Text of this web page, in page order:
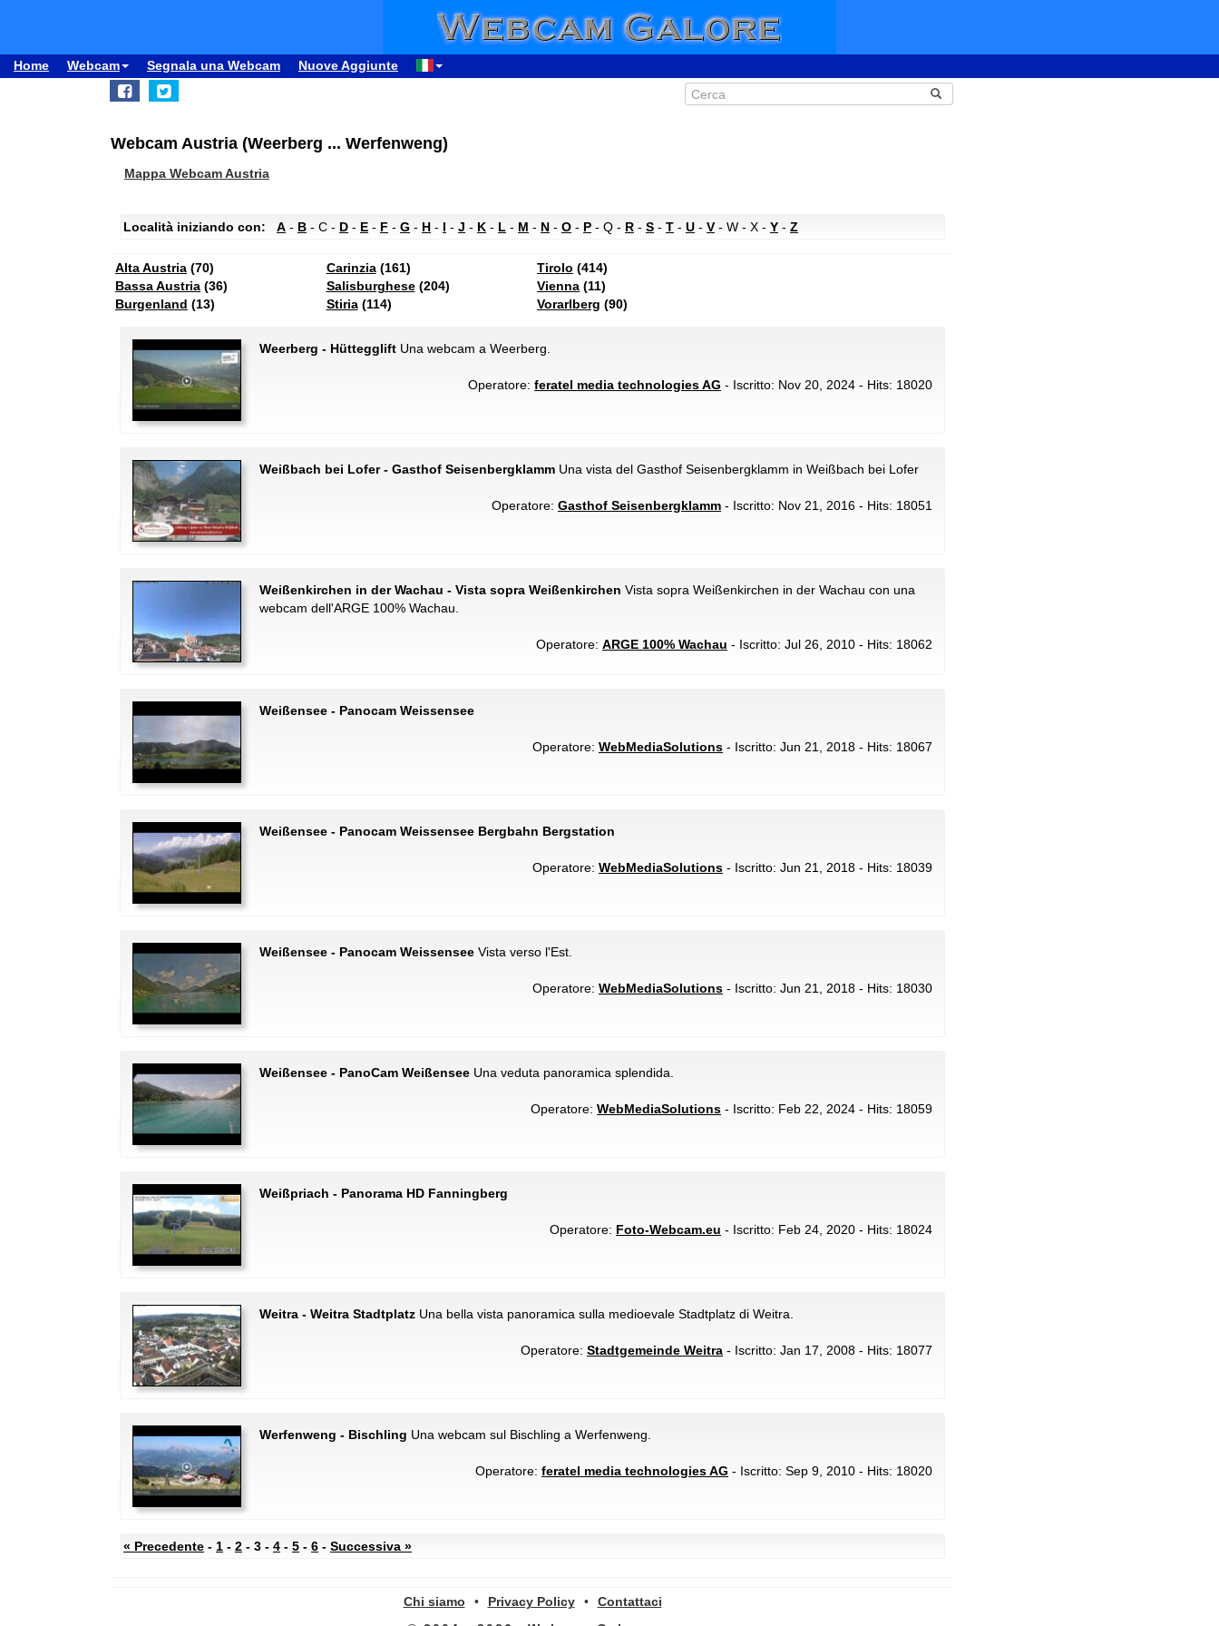
Home Webcam Segnala una Webcam Nuove Aggiunte
Webcam Austria (Weerberg ... Werfenweng)
Mappa Webcam Austria
Località iniziando con: A - B - C - D - E - F - G - H - I - J - K - L - M - N - O - P - Q - R - S - T - U - V- W - X - Y - Z
Alta Austria (70)
Bassa Austria (36)
Burgenland (13)
Carinzia(161)
Salisburghese(204)
Stiria(114)
Tirolo (414)
Vienna (11)
Vorarlberg (90)
Weerberg - Hüttegglift Una webcam a Weerberg.
Operatore: feratel media technologies AG - Iscritto: Nov 20, 2024 - Hits: 18020
Weißbach bei Lofer - Gasthof Seisenbergklamm Una vista del Gasthof Seisenbergklamm in Weißbach bei Lofer
Operatore: Gasthof Seisenbergklamm - Iscritto: Nov 21, 2016 - Hits: 18051
Weißenkirchen in der Wachau - Vista sopra Weißenkirchen Vista sopra Weißenkirchen in der Wachau con una
webcam dell'ARGE 100% Wachau.
Operatore: ARGE 100% Wachau - Iscritto: Jul 26, 2010 - Hits: 18062
Weißensee - Panocam Weissensee
Operatore: WebMediaSolutions - Iscritto: Jun 21, 2018 - Hits: 18067
Weißensee - Panocam Weissensee Bergbahn Bergstation
Operatore: WebMediaSolutions - Iscritto: Jun 21, 2018 - Hits: 18039
Weißensee - Panocam Weissensee Vista verso l'Est.
Operatore: WebMediaSolutions - Iscritto: Jun 21, 2018 - Hits: 18030
Weißensee - PanoCam Weißensee Una veduta panoramica splendida.
Operatore: WebMediaSolutions - Iscritto: Feb 22, 2024 - Hits: 18059
Weißpriach - Panorama HD Fanningberg
Operatore: Foto-Webcam.eu - Iscritto: Feb 24, 2020 - Hits: 18024
Weitra - Weitra Stadtplatz Una bella vista panoramica sulla medioevale Stadtplatz di Weitra.
Operatore: Stadtgemeinde Weitra - Iscritto: Jan 17, 2008 - Hits: 18077
Werfenweng - Bischling Una webcam sul Bischling a Werfenweng.
Operatore: feratel media technologies AG - Iscritto: Sep 9, 2010 - Hits: 18020
« Precedente - 1 - 2 - 3 - 4 - 5 - 6 - Successiva »
Chi siamo • Privacy Policy •
Contattaci